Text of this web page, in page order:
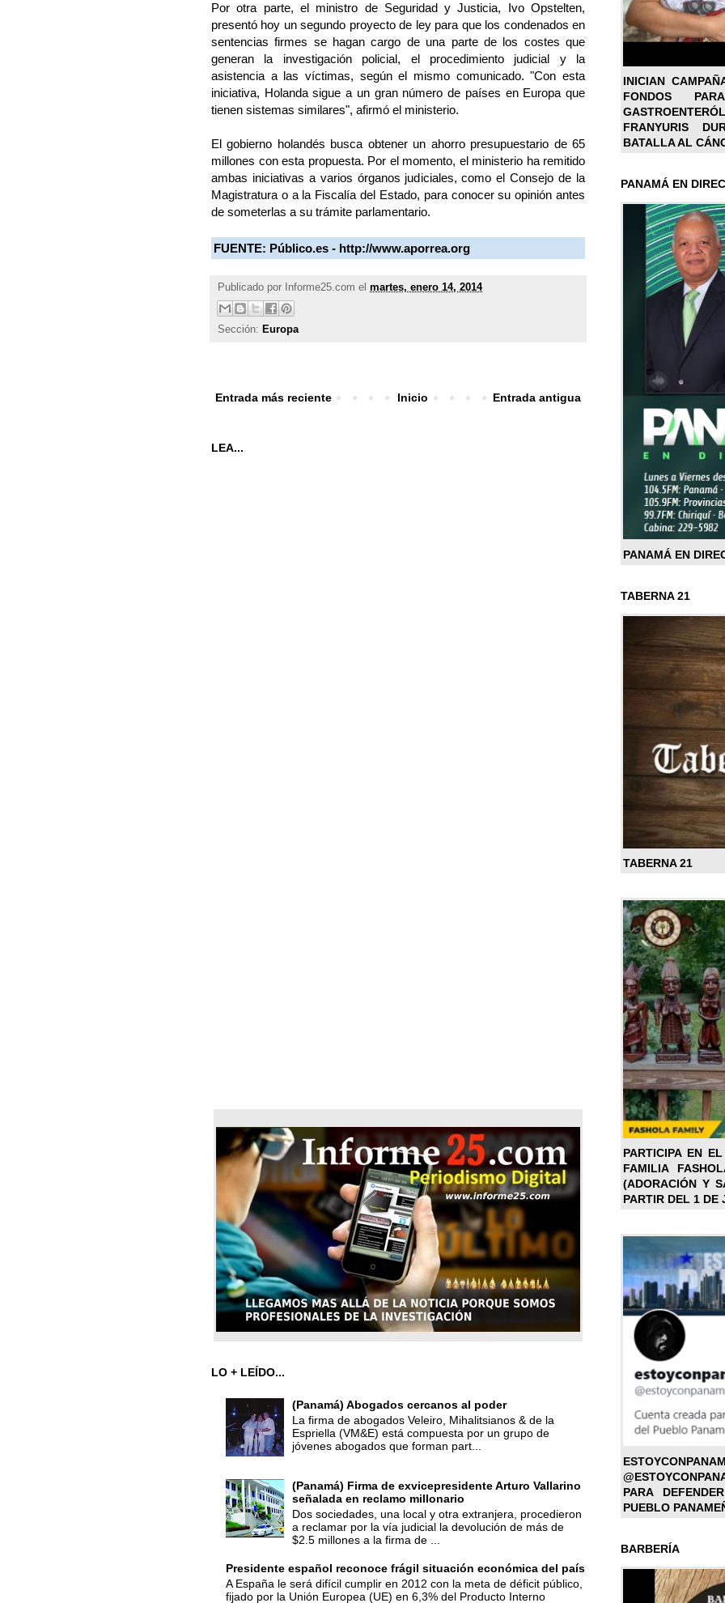
Por otra parte, el ministro de Seguridad y Justicia, Ivo Opstelten,
presentó hoy un segundo proyecto de ley para que los condenados en
sentencias firmes se hagan cargo de una parte de los costes que
generan la investigación policial, el procedimiento judicial y la
asistencia a las víctimas, según el mismo comunicado. "Con esta
iniciativa, Holanda sigue a un gran número de países en Europa que
tienen sistemas similares", afirmó el ministerio.
El gobierno holandés busca obtener un ahorro presupuestario de 65
millones con esta propuesta. Por el momento, el ministerio ha remitido
ambas iniciativas a varios órganos judiciales, como el Consejo de la
Magistratura o a la Fiscalía del Estado, para conocer su opinión antes
de someterlas a su trámite parlamentario.
FUENTE: Público.es - http://www.aporrea.org
Publicado por Informe25.com el martes, enero 14, 2014
Sección: Europa
Entrada más reciente Entrada antigua
Inicio
LEA...
LO + LEÍDO...
(Panamá) Abogados cercanos al poder
La firma de abogados Veleiro, Mihalitsianos & de la
Espriella (VM&E) está compuesta por un grupo de
jóvenes abogados que forman part...
(Panamá) Firma de exvicepresidente Arturo Vallarino
señalada en reclamo millonario
Dos sociedades, una local y otra extranjera, procedieron
a reclamar por la vía judicial la devolución de más de
$2.5 millones a la firma de ...
Presidente español reconoce frágil situación económica del país
A España le será difícil cumplir en 2012 con la meta de déficit público,
fijado por la Unión Europea (UE) en 6,3% del Producto Interno
INICIAN
FONDOS
FRANYURIS
BATALLA AL
PANAMÁ EN
PANAMÁ EN
TABERNA 21
TABERNA 21
PARTICIPA EN
FAMILIA
(ADORACIÓN Y
PARTIR DEL 1 DE
PARA
PUEBLO
BARBERÍA